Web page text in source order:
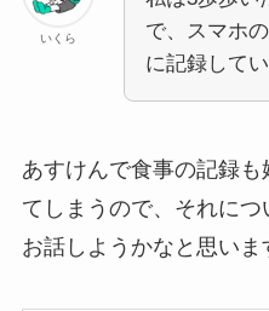
いくら
で、スマホ
に記録して
あすけんで食事の記録
てしまうので、それに
お話しようかなと思いま